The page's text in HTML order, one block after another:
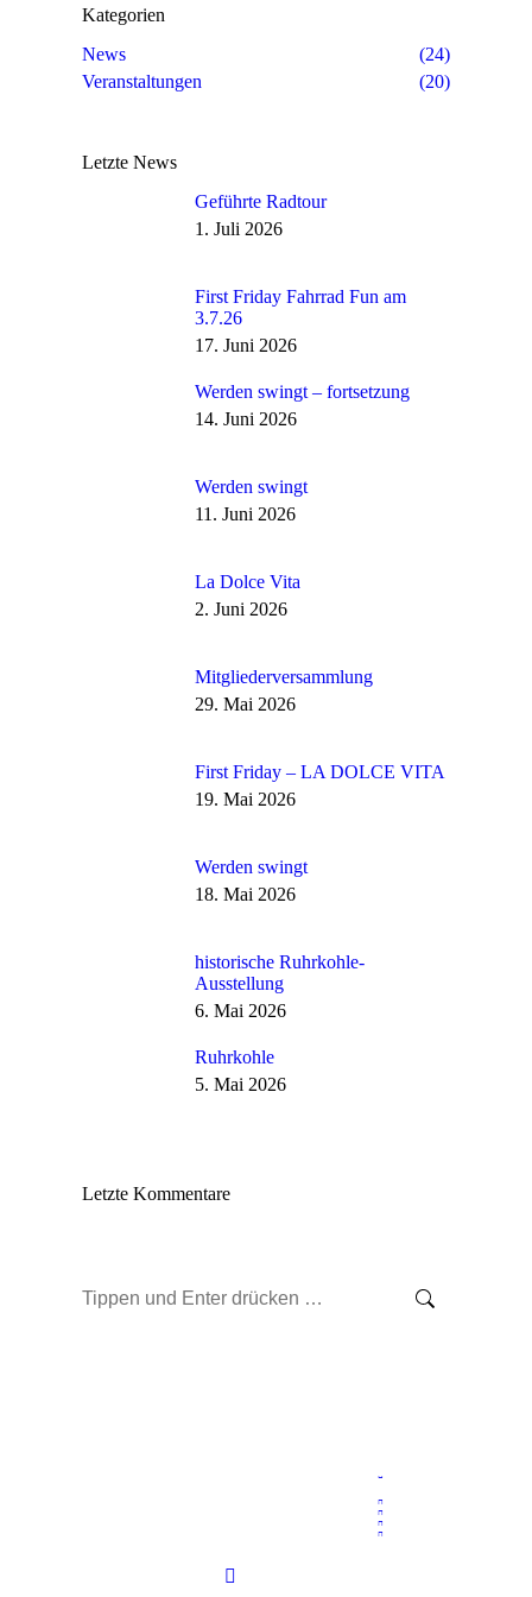
Kategorien
News
(24)
Veranstaltungen
(20)
Letzte News
Geführte Radtour
1. Juli 2026
First Friday Fahrrad Fun am
3.7.26
17. Juni 2026
Werden swingt – fortsetzung
14. Juni 2026
Werden swingt
11. Juni 2026
La Dolce Vita
2. Juni 2026
Mitgliederversammlung
29. Mai 2026
First Friday – LA DOLCE VITA
19. Mai 2026
Werden swingt
18. Mai 2026
historische Ruhrkohle-
Ausstellung
6. Mai 2026
Ruhrkohle
5. Mai 2026
Letzte Kommentare
Search: